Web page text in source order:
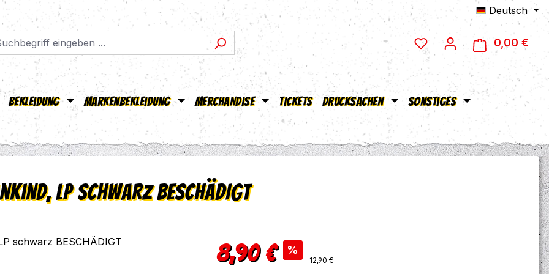
Deutsch
0,00 €
Bekleidung Markenbekleidung Merchandise Tickets Drucksachen Sonstiges
LP schwarz BESCHÄDIGT
Verkaufspreis:
8,90 € %
Regulärer Preis:
12,90 €